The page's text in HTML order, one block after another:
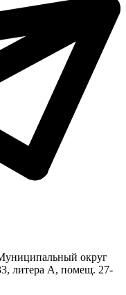
округ
литера А, помещ. 27-